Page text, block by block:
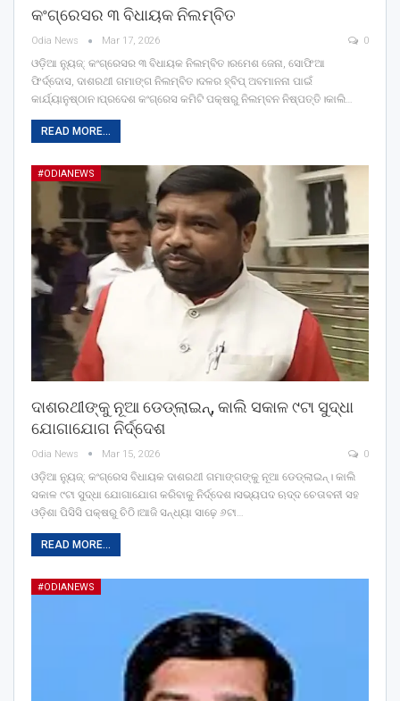
କଂଗ୍ରେସର ୩ ବିଧାୟକ ନିଲମ୍ବିତ
Odia News Mar 17, 2026 0
ଓଡ଼ିଆ ନ୍ୟୁଜ୍: କଂଗ୍ରେସର ୩ ବିଧାୟକ ନିଲମ୍ବିତ।ରମେଶ ଜେନା, ସୋଫିଆ
ଫିର୍ଦ୍ଦୋସ, ଦାଶରଥୀ ଗମାଙ୍ଗ ନିଲମ୍ବିତ।ଦଳର ହ୍ବିପ୍‌ ଅବମାନନା ପାଇଁ
କାର୍ଯ୍ୟାନୁଷ୍ଠାନ।ପ୍ରଦେଶ କଂଗ୍ରେସ କମିଟି ପକ୍ଷରୁ ନିଲମ୍ବନ ନିଷ୍ପତ୍ତି।କାଲି…
READ MORE...
#ODIANEWS
ଦାଶରଥୀଙ୍କୁ ନୂଆ ଡେଡ୍‌ଲାଇନ୍‌, କାଲି ସକାଳ ୯ଟା ସୁଦ୍ଧା
ଯୋଗାଯୋଗ ନିର୍ଦ୍ଦେଶ
Odia News Mar 15, 2026 0
ଓଡ଼ିଆ ନ୍ୟୁଜ୍: କଂଗ୍ରେସ ବିଧାୟକ ଦାଶରଥୀ ଗମାଙ୍ଗଙ୍କୁ ନୂଆ ଡେଡ୍‌ଲାଇନ୍‌। କାଲି
ସକାଳ ୯ଟା ସୁଦ୍ଧା ଯୋଗାଯୋଗ କରିବାକୁ ନିର୍ଦ୍ଦେଶ।ସଭ୍ୟପଦ ଋଦ୍ଦ ଚେତାବନୀ ସହ
ଓଡ଼ିଶା ପିସିସି ପକ୍ଷରୁ ଚିଠି।ଆଜି ସନ୍ଧ୍ୟା ସାଢ଼େ ୬ଟା…
READ MORE...
#ODIANEWS